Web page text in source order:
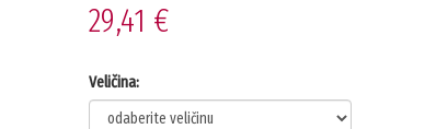
29,41 €
Veličina: